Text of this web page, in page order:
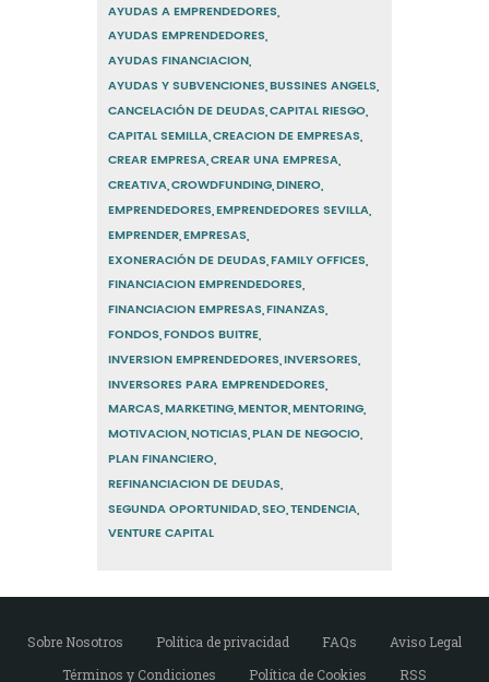
AYUDAS A EMPRENDEDORES
AYUDAS EMPRENDEDORES
AYUDAS FINANCIACION
AYUDAS Y SUBVENCIONES BUSSINES ANGELS
CANCELACIÓN DE DEUDAS CAPITAL RIESGO
CAPITAL SEMILLA CREACION DE EMPRESAS
CREAR EMPRESA CREAR UNA EMPRESA
CREATIVA CROWDFUNDING DINERO
EMPRENDEDORES EMPRENDEDORES SEVILLA
EMPRENDER EMPRESAS
EXONERACIÓN DE DEUDAS FAMILY OFFICES
FINANCIACION EMPRENDEDORES
FINANCIACION EMPRESAS FINANZAS
FONDOS FONDOS BUITRE
INVERSION EMPRENDEDORES INVERSORES
INVERSORES PARA EMPRENDEDORES
MARCAS MARKETING MENTOR MENTORING
MOTIVACION NOTICIAS PLAN DE NEGOCIO
PLAN FINANCIERO
REFINANCIACION DE DEUDAS
SEGUNDA OPORTUNIDAD SEO TENDENCIA
VENTURE CAPITAL
Sobre Nosotros Política de privacidad FAQs
Aviso Legal
Términos y Condiciones
Política de Cookies RSS